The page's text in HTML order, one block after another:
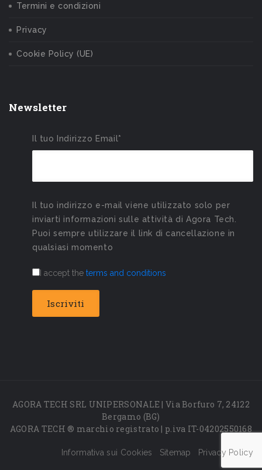
Termini e condizioni
Privacy
Cookie Policy (UE)
Newsletter
Il tuo Indirizzo Email*
Il tuo indirizzo e-mail viene utilizzato solo per
inviarti informazioni sulle attività di Agora Tech.
Puoi sempre utilizzare il link di cancellazione in
qualsiasi momento
I accept the terms and conditions
AGORA TECH SRL UNIPERSONALE | Via Borfuro 7, 24122
Bergamo (BG)
AGORA TECH ® marchio registrato | p.iva IT-04202550168
Informativa sui Cookies Sitemap Privacy Policy